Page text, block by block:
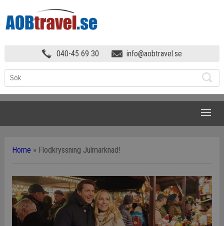
040-45 69 30 info@aobtravel.se
Home » Flodkryssning Julmarknad!